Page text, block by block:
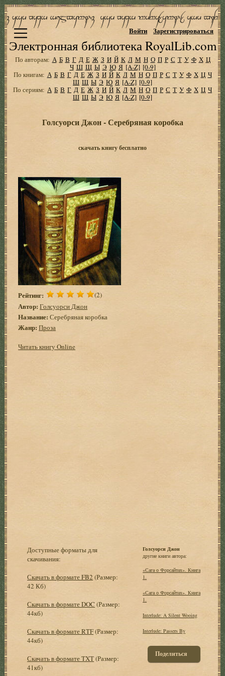
Электронная библиотека RoyalLib.com
Войти Зарегистрироваться
По авторам: А Б В Г Д Е Ж З И Й К Л М Н О П Р С Т У Ф Х Ц
Ч Ш Щ Ы Э Ю Я [A-Z] [0-9]
По книгам: А Б В Г Д Е Ж З И Й К Л М Н О П Р С Т У Ф Х Ц Ч
Ш Щ Ы Э Ю Я [A-Z] [0-9]
По сериям: А Б В Г Д Е Ж З И Й К Л М Н О П Р С Т У Ф Х Ц Ч
Ш Щ Ы Э Ю Я [A-Z] [0-9]
Голсуорси Джон - Серебряная коробка
скачать книгу бесплатно
Рейтинг: (2)
Автор: Голсуорси Джон
Название: Серебряная коробка
Жанр: Проза
Читать книгу Online
Доступные форматы для
скачивания:
Скачать в формате FB2 (Размер:
42 Кб)
Скачать в формате DOC (Размер:
44кб)
Скачать в формате RTF(Размер:
44кб)
Скачать в формате TXT(Размер:
41кб)
Голсуорси Джон
другие книги автора:
«Сага о Форсайтах». Книга
1.
«Сага о Форсайтах». Книга
1.
Interlude: A Silent Wooing
Interlude: Passers By
Поделиться